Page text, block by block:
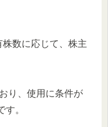
数に応じて、株主
り、使用に条件が
。